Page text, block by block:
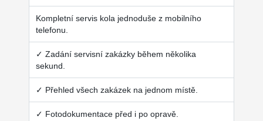
Kompletní servis kola jednoduše z mobilního
telefonu.
✓ Zadání servisní zakázky během několika
sekund.
✓ Přehled všech zakázek na jednom místě.
✓ Fotodokumentace před i po opravě.